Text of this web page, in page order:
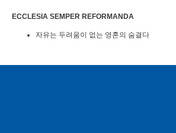
ECCLESIA SEMPER REFORMANDA
자유는 두려움이 없는 영혼의 숨결다